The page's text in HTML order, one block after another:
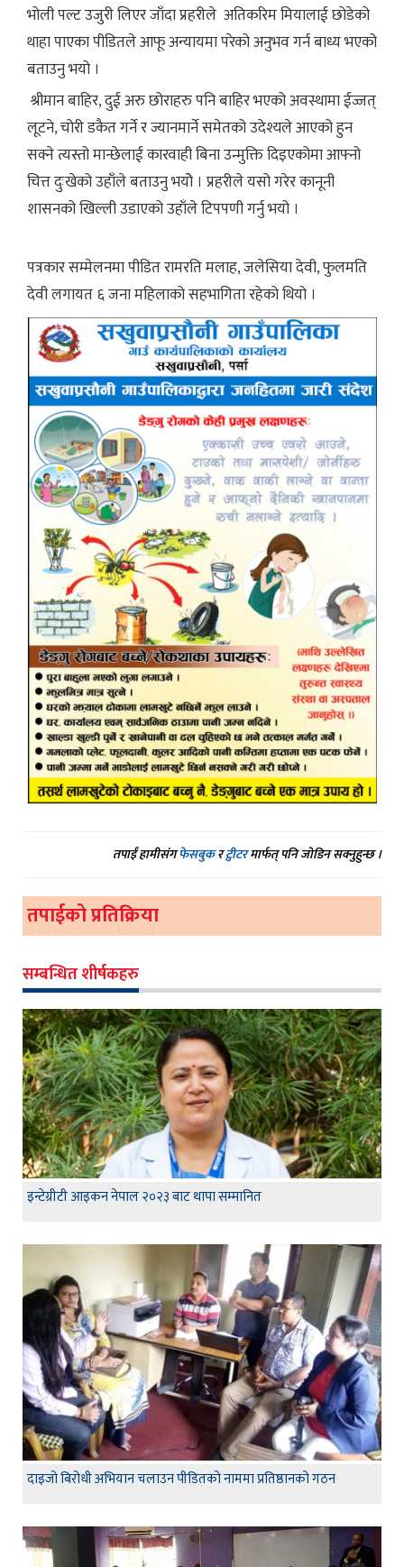
भोली पल्ट उजुरी लिएर जाँदा प्रहरीले अतिकरिम मियालाई छोडेको
थाहा पाएका पीडितले आफू अन्यायमा परेको अनुभव गर्न बाध्य भएको
बताउनु भयो ।
श्रीमान बाहिर, दुई अरु छोराहरु पनि बाहिर भएको अवस्थामा ईज्जत्
लूटने, चोरी डकैत गर्ने र ज्यानमार्ने समेतको उदेश्यले आएको हुन
सक्ने त्यस्तो मान्छेलाई कारवाही बिना उन्मुक्ति दिइएकोमा आफ्नो
चित्त दुःखेको उहाँले बताउनु भयोे । प्रहरीले यसो गरेर कानूनी
शासनको खिल्ली उडाएको उहाँले टिपपणी गर्नु भयो ।
पत्रकार सम्मेलनमा पीडित रामरति मलाह, जलेसिया देवी, फुलमति
देवी लगायत ६ जना महिलाको सहभागिता रहेको थियो ।
तपाईं हामीसंगफेसबुकरट्वीटरमार्फत् पनि जोडिन सक्नुहुन्छ ।
तपाईको प्रतिक्रिया
सम्बन्धित शीर्षकहरु
इन्टेग्रीटी आइकन नेपाल २०२३ बाट थापा सम्मानित
दाइजो बिरोधी अभियान चलाउन पीडितको नाममा प्रतिष्ठानको गठन